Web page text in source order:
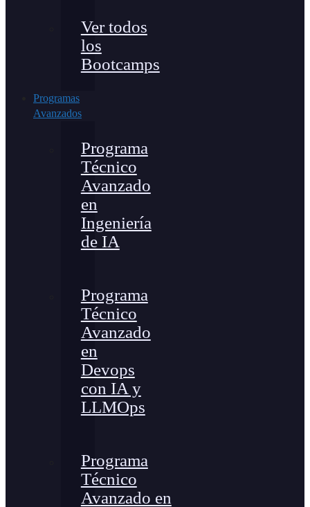
Ver todos
los
Bootcamps
Programas
Avanzados
Programa
Técnico
Avanzado
en
Ingeniería
de IA
Programa
Técnico
Avanzado
en
Devops
con IA y
LLMOps
Programa
Técnico
Avanzado en